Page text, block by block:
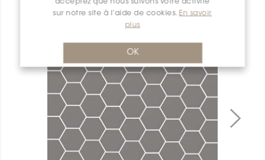
sur notre site à l’aide de cookies. En savoir
plus
OK
APERÇU DES PRODUITS